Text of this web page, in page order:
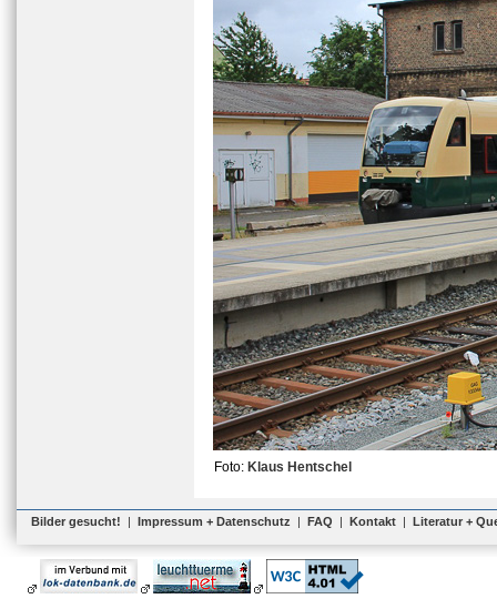
Foto: Klaus Hentschel
Bilder gesucht! | Impressum + Datenschutz | FAQ | Kontakt | Literatur +